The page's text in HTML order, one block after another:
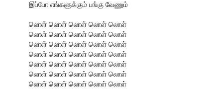
இப்போ எங்களுக்கும் பங்கு வேணும்
லொள் லொள் லொள் லொள் லொள்
லொள் லொள் லொள் லொள் லொள்
லொள் லொள் லொள் லொள் லொள்
லொள் லொள் லொள் லொள் லொள்
லொள் லொள் லொள் லொள் லொள்
லொள் லொள் லொள் லொள் லொள்
லொள் லொள் லொள் லொள் லொள்